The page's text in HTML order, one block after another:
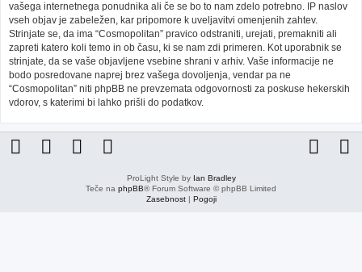
vašega internetnega ponudnika ali če se bo to nam zdelo potrebno. IP naslov
vseh objav je zabeležen, kar pripomore k uveljavitvi omenjenih zahtev.
Strinjate se, da ima “Cosmopolitan” pravico odstraniti, urejati, premakniti ali
zapreti katero koli temo in ob času, ki se nam zdi primeren. Kot uporabnik se
strinjate, da se vaše objavljene vsebine shrani v arhiv. Vaše informacije ne
bodo posredovane naprej brez vašega dovoljenja, vendar pa ne
“Cosmopolitan” niti phpBB ne prevzemata odgovornosti za poskuse hekerskih
vdorov, s katerimi bi lahko prišli do podatkov.
ProLight Style by Ian Bradley
Teče na phpBB® Forum Software © phpBB Limited
Zasebnost| Pogoji